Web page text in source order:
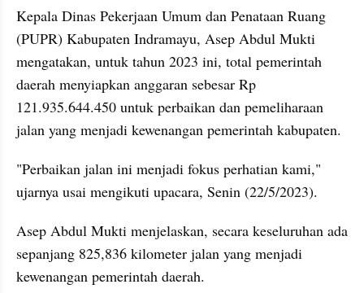
Kepala Dinas Pekerjaan Umum dan Penataan Ruang
(PUPR) Kabupaten Indramayu, Asep Abdul Mukti
mengatakan, untuk tahun 2023 ini, total pemerintah
daerah menyiapkan anggaran sebesar Rp
121.935.644.450 untuk perbaikan dan pemeliharaan
jalan yang menjadi kewenangan pemerintah kabupaten.
"Perbaikan jalan ini menjadi fokus perhatian kami,"
ujarnya usai mengikuti upacara, Senin (22/5/2023).
Asep Abdul Mukti menjelaskan, secara keseluruhan ada
sepanjang 825,836 kilometer jalan yang menjadi
kewenangan pemerintah daerah.